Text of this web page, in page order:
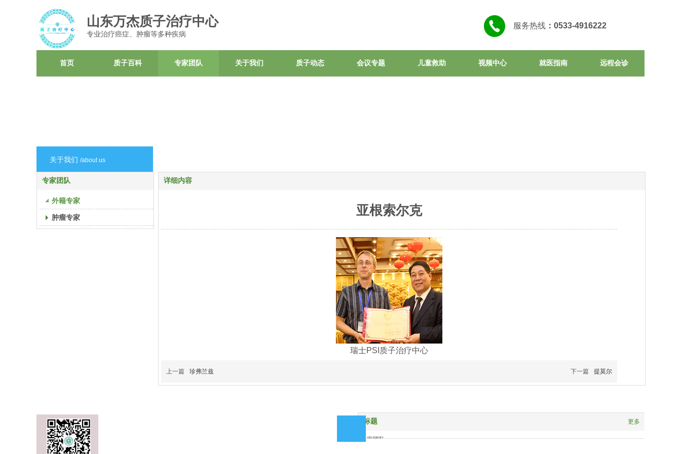
山东万杰质子治疗中心
专业治疗癌症、肿瘤等多种疾病
服务热线 ： 0533-4916222
首页 质子百科 专家团队 关于我们 质子动态 会议专题 儿童救助 视频中心 就医指南 远程会诊
关于我们 /about us
专家团队
外籍专家
肿瘤专家
详细内容
亚根索尔克
瑞士PSI质子治疗中心
上一篇 珍弗兰兹 下一篇 提莫尔
标题 更多
专家团队